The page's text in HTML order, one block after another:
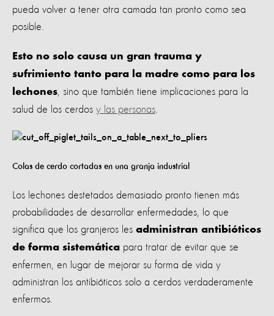
pueda volver a tener otra camada tan pronto como sea
posible.
Esto no solo causa un gran trauma y
sufrimiento tanto para la madre como para los
lechones , sino que también tiene implicaciones para la
salud de los cerdos y las personas
Colas de cerdo cortadas en una granja industrial
Los lechones destetados demasiado pronto tienen más
probabilidades de desarrollar enfermedades, lo que
significa que los granjeros les administran antibióticos
de forma sistemática para tratar de evitar que se
enfermen, en lugar de mejorar su forma de vida y
administran los antibióticos solo a cerdos verdaderamente
enfermos.